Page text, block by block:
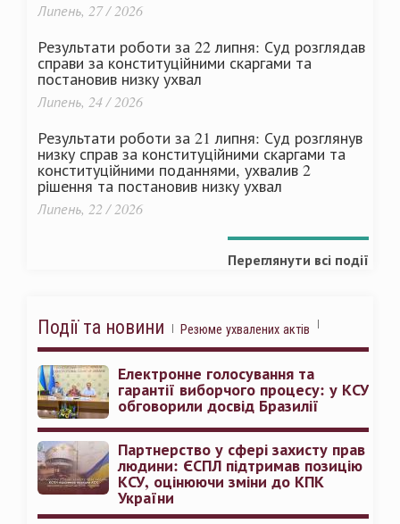
Липень, 27 / 2026
Результати роботи за 22 липня: Суд розглядав
справи за конституційними скаргами та
постановив низку ухвал
Липень, 24 / 2026
Результати роботи за 21 липня: Суд розглянув
низку справ за конституційними скаргами та
конституційними поданнями, ухвалив 2
рішення та постановив низку ухвал
Липень, 22 / 2026
Переглянути всі події
Події та новини Резюме ухвалених актів
Електронне голосування та
гарантії виборчого процесу: у КСУ
обговорили досвід Бразилії
Партнерство у сфері захисту прав
людини: ЄСПЛ підтримав позицію
КСУ, оцінюючи зміни до КПК
України